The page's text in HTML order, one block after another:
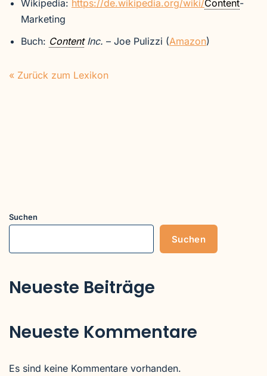
Wikipedia: https://de.wikipedia.org/wiki/Content-
Marketing
Buch: ContentInc. – Joe Pulizzi (Amazon)
« Zurück zum Lexikon
Suchen
Suchen
Neueste Beiträge
Neueste Kommentare
Es sind keine Kommentare vorhanden.